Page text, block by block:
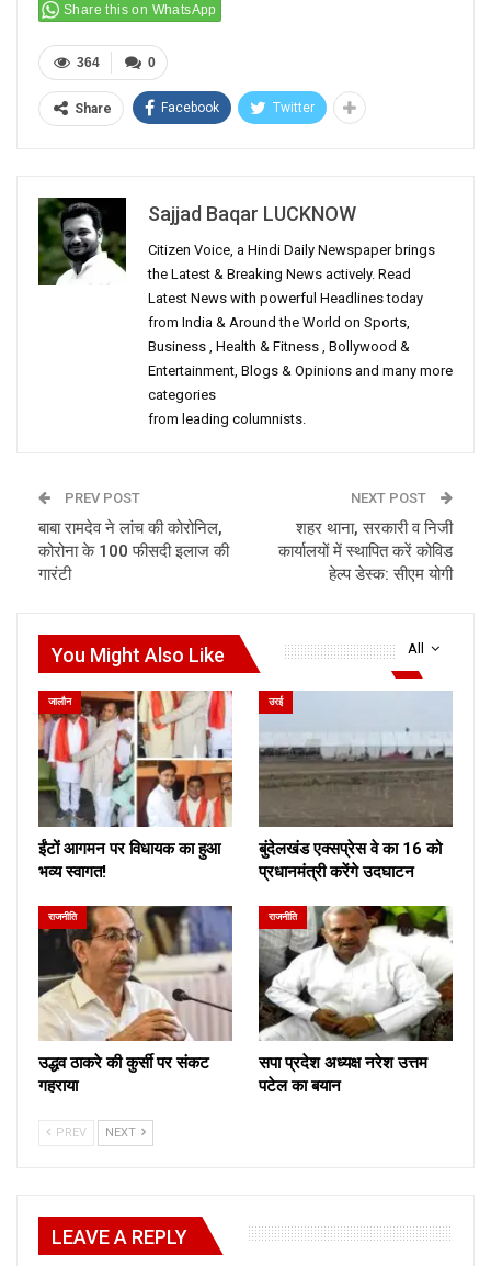
Share this on WhatsApp
0
364
Share Facebook Twitter
Sajjad Baqar LUCKNOW
Citizen Voice, a Hindi Daily Newspaper brings
the Latest & Breaking News actively. Read
Latest News with powerful Headlines today
from India & Around the World on Sports,
Business , Health & Fitness , Bollywood &
Entertainment, Blogs & Opinions and many more
categories
from leading columnists.
PREV POST
बाबा रामदेव ने लांच की कोरोनिल,
कोरोना के 100 फीसदी इलाज की
गारंटी
NEXT POST
शहर थाना, सरकारी व निजी
कार्यालयों में स्थापित करें कोविड
हेल्प डेस्क: सीएम योगी
All
You Might Also Like
जालौन
ईंटों आगमन पर विधायक का हुआ
भव्य स्वागत!
उरई
बुंदेलखंड एक्सप्रेस वे का 16 को
प्रधानमंत्री करेंगे उदघाटन
राजनीति
उद्धव ठाकरे की कुर्सी पर संकट
गहराया
राजनीति
सपा प्रदेश अध्यक्ष नरेश उत्तम
पटेल का बयान
PREV NEXT
LEAVE A REPLY